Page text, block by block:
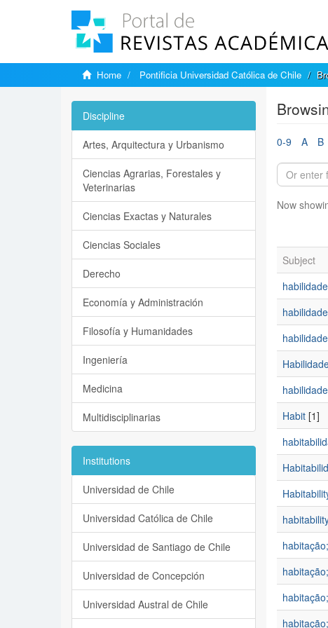
Home Pontificia Universidad Católica de Chile
0-9 A B
Now
Subject
Habit[1]
Discipline
Artes, Arquitectura y Urbanismo
Ciencias Agrarias, Forestales y
Veterinarias
Ciencias Exactas y Naturales
Ciencias Sociales
Derecho
Economía y Administración
Filosofía y Humanidades
Ingeniería
Medicina
Multidisciplinarias
Institutions
Universidad de Chile
Universidad Católica de Chile
Universidad de Santiago de Chile
Universidad de Concepción
Universidad Austral de Chile